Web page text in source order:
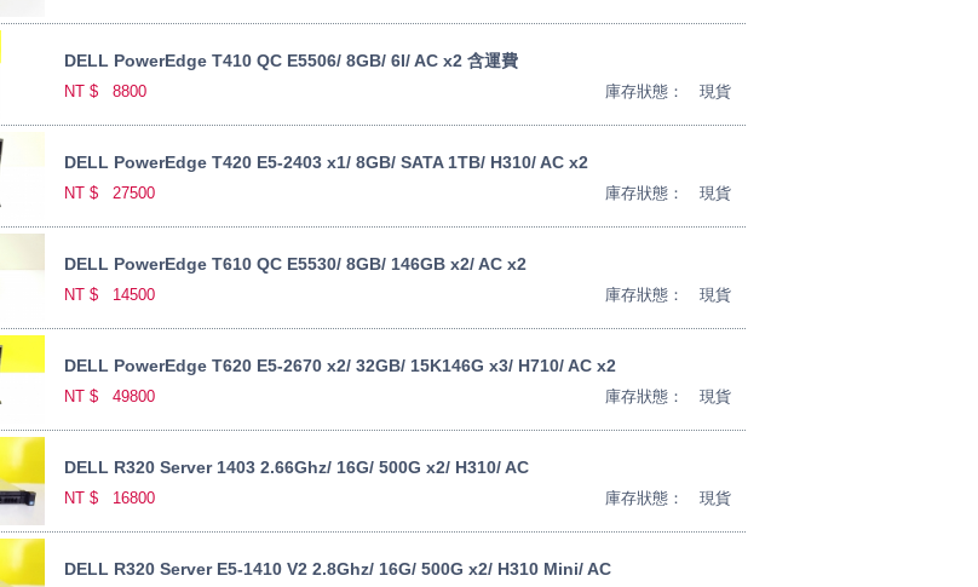
DELL PowerEdge T410 QC E5506/ 8GB/ 6I/ AC x2 含運費
NT $ 8800 庫存狀態： 現貨
DELL PowerEdge T420 E5-2403 x1/ 8GB/ SATA 1TB/ H310/ AC x2
NT $ 27500 庫存狀態： 現貨
DELL PowerEdge T610 QC E5530/ 8GB/ 146GB x2/ AC x2
NT $ 14500 庫存狀態： 現貨
DELL PowerEdge T620 E5-2670 x2/ 32GB/ 15K146G x3/ H710/ AC x2
NT $ 49800 庫存狀態： 現貨
DELL R320 Server 1403 2.66Ghz/ 16G/ 500G x2/ H310/ AC
NT $ 16800 庫存狀態： 現貨
DELL R320 Server E5-1410 V2 2.8Ghz/ 16G/ 500G x2/ H310 Mini/ AC